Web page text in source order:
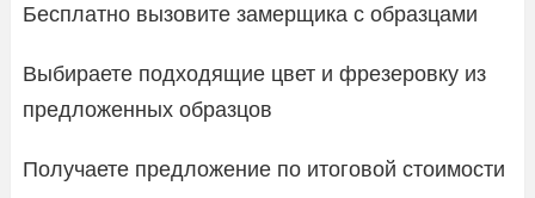
Бесплатно вызовите замерщика с образцами
Выбираете подходящие цвет и фрезеровку из
предложенных образцов
Получаете предложение по итоговой стоимости